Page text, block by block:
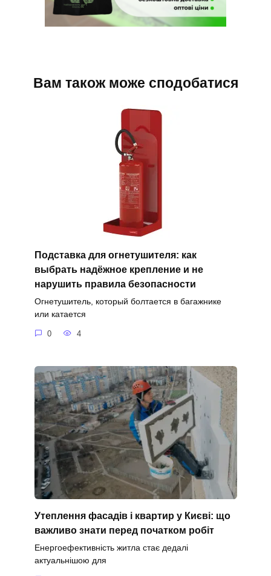
Вам також може сподобатися
Подставка для огнетушителя: как
выбрать надёжное крепление и не
нарушить правила безопасности
Огнетушитель, который болтается в багажнике
или катается
0 4
Утеплення фасадів і квартир у Києві: що
важливо знати перед початком робіт
Енергоефективність житла стає дедалі
актуальнішою для